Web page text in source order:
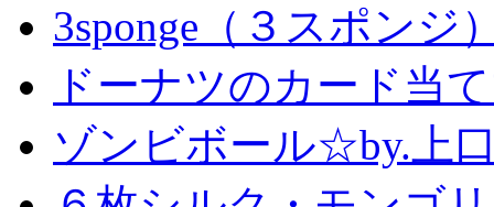
3sponge（３スポン
ドーナツのカード当
ゾンビボール☆by.上